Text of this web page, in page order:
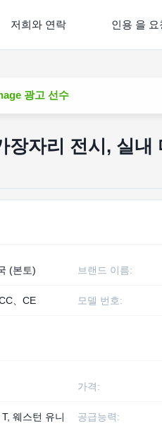
저희와 연락 인용 을 요
광고 선수
장자리 전시, 실내
(본토) 브랜드 이름:
、CE 모델 번호:
가격:
웨스턴 유니
공급능력: